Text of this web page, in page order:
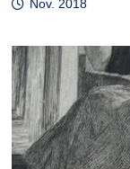
Nov. 2018